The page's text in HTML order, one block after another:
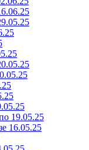
19.05.25
16.05.25